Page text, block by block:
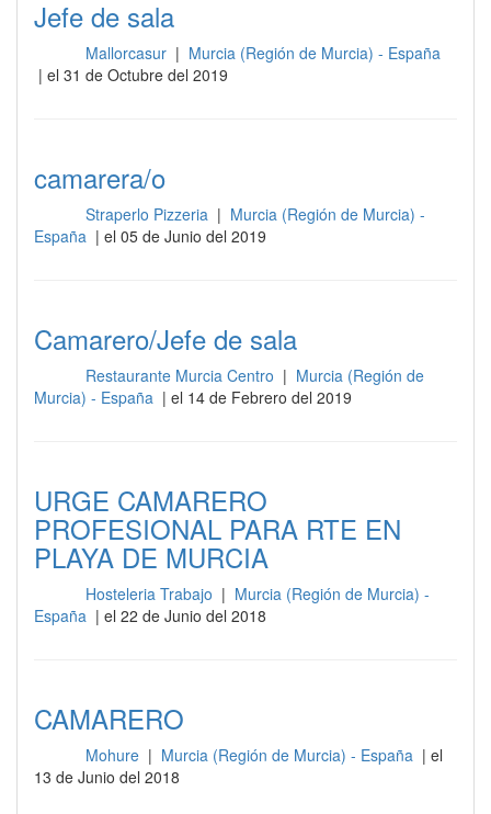
Jefe de sala
Mallorcasur | Murcia (Región de Murcia) - España
| el 31 de Octubre del 2019
camarera/o
Straperlo Pizzeria | Murcia (Región de Murcia) -
España | el 05 de Junio del 2019
Camarero/Jefe de sala
Restaurante Murcia Centro | Murcia (Región de
Murcia) - España | el 14 de Febrero del 2019
URGE CAMARERO
PROFESIONAL PARA RTE EN
PLAYA DE MURCIA
Hosteleria Trabajo | Murcia (Región de Murcia) -
España | el 22 de Junio del 2018
CAMARERO
Mohure | Murcia (Región de Murcia) - España | el
13 de Junio del 2018